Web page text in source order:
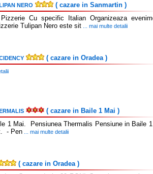
NERO ( cazare in Sanmartin )
Pizzerie Cu specific Italian Organizeaza
Tulipan Nero este sit... mai multe detalii
( cazare in Oradea )
( cazare in Baile 1 Mai )
1 Mai. Pensiunea Thermalis Pensiune in Baile
- Pen... mai multe detalii
( cazare in Oradea )